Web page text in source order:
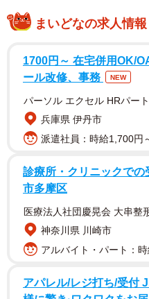
ノマドマーケティング株式
年12月にインターネット上
まいどなの求人情報
1700円～ 在宅併用OK/
ール改修、事務
NEW
パーソル エクセル HRパー
兵庫県 伊丹市
派遣社員：時給1,700円
診療所・クリニックで
市多摩区
医療法人社団慶晃会 大串整
神奈川県 川崎市
アルバイト・パート：
アパレル/レジ打ち/受付